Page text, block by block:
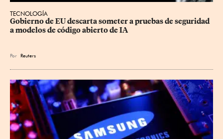
TECNOLOGÍA
Gobierno de EU descarta someter a pruebas de seguridad
a modelos de código abierto de IA
Por Reuters